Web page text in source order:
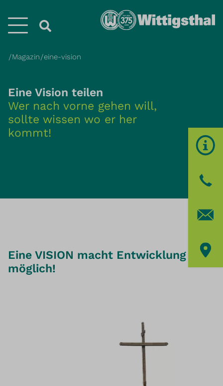
Menü
Magazin eine-vision
Eine Vision teilen
Wer nach vorne gehen will,
sollte wissen wo er her
kommt!
Eine VISION macht Entwicklung
möglich!